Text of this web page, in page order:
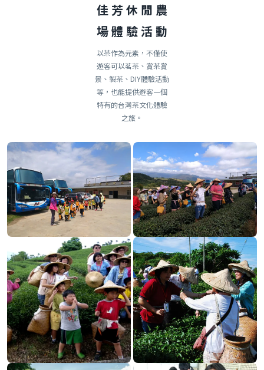
佳 芳 休 閒 農
場 體 驗 活 動
以茶作為元素，不僅使
遊客可以茗茶、賞茶賞
景、製茶、DIY體驗活動
等，也能提供遊客一個
特有的台灣茶文化體驗
之旅。